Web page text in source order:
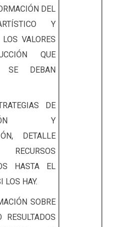
DEL
Y
VALORES
QUE
SE DEBAN
DE
Y
DETALLE
HASTA EL
LOS HAY.
SOBRE
RESULTADOS